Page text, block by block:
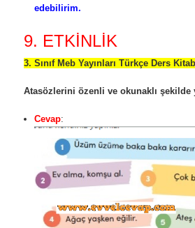
edebilirim.
9. ETKİNLİK
3. Sınıf Meb Yayınları Türkçe Ders
Atasözlerini özenli ve okunaklı şekilde
Cevap: